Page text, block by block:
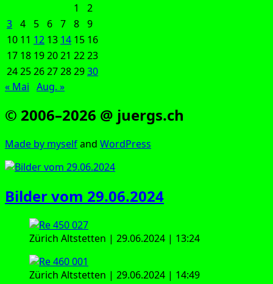
1
2
3 4 5 6 7 8 9
10 11 12 13 14 15 16
17 18 192021 2223
24252627282930
« Mai Aug. »
© 2006–2026 @ juergs.ch
Made by mys­elfand Word­Press
Bilder vom 29.06.2024
Zürich Alt­stet­ten | 29.06.2024 | 13:24
Zürich Alt­stet­ten | 29.06.2024 | 14:49